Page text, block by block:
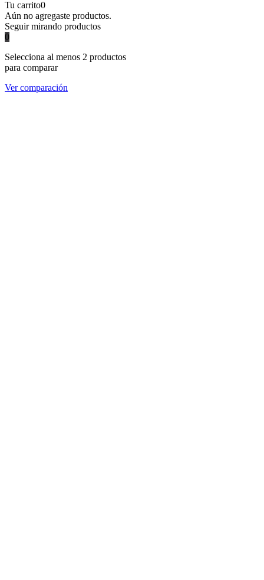
Tu carrito0
Aún no agregaste productos.
Seguir mirando productos
0
Selecciona al menos 2 productos
para comparar
Ver comparación